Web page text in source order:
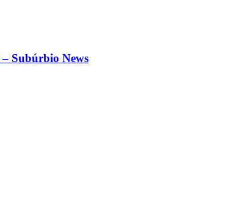
Subúrbio News